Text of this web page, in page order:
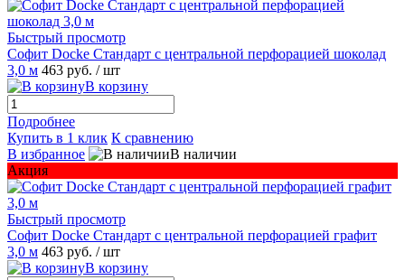
Быстрый просмотр
Софит Docke Стандарт с центральной перфорацией шоколад
3,0 м 463 руб. / шт
В корзину
Подробнее
Купить в 1 клик К сравнению
В избранное
В наличии
Акция
Быстрый просмотр
Софит Docke Стандарт с центральной перфорацией графит
3,0 м 463 руб. / шт
В корзину